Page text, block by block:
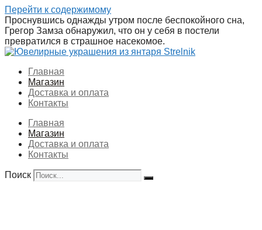
Перейти к содержимому
Проснувшись однажды утром после беспокойного сна,
Грегор Замза обнаружил, что он у себя в постели
превратился в страшное насекомое.
Главная
Магазин
Доставка и оплата
Контакты
Главная
Магазин
Доставка и оплата
Контакты
Поиск